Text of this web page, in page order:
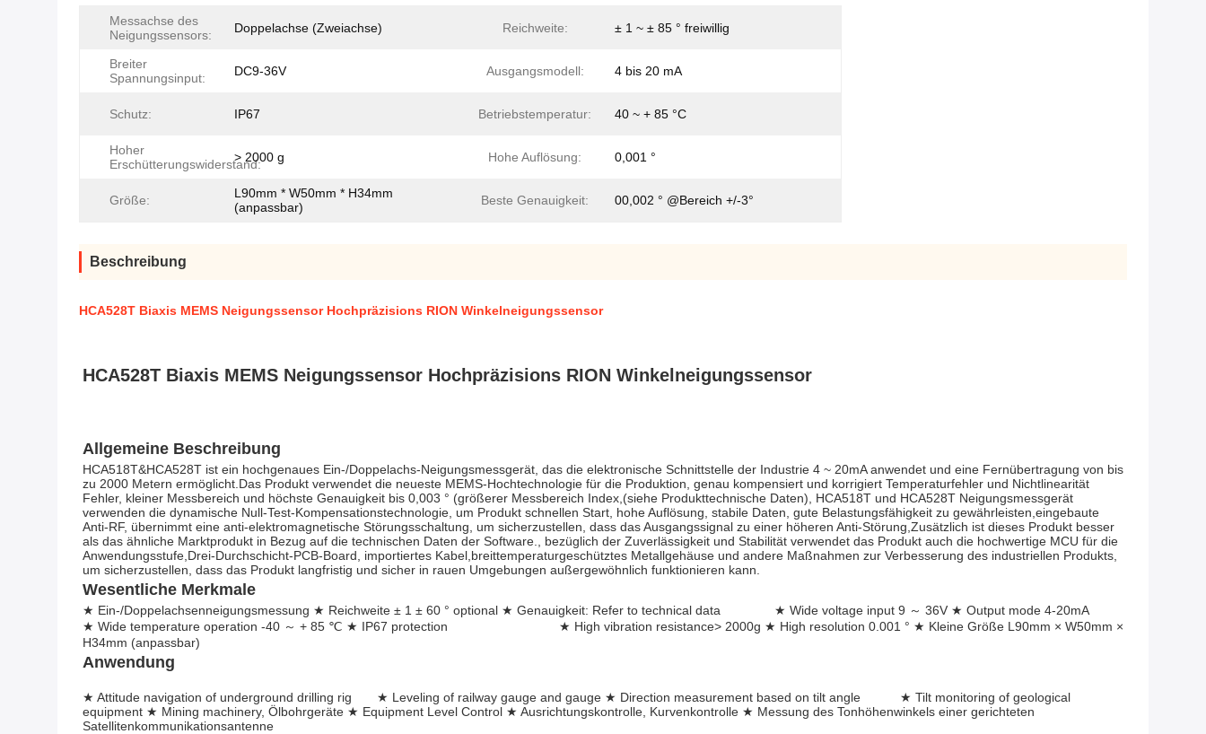
Messachse des
Neigungssensors:
Doppelachse (Zweiachse) Reichweite: ± 1 ~ ± 85 ° freiwillig
Breiter
Spannungsinput:
DC9-36V Ausgangsmodell: 4 bis 20 mA
Schutz: IP67 Betriebstemperatur: 40 ~ + 85 °C
Hoher
Erschütterungswiderstand:
> 2000 g Hohe Auflösung: 0,001 °
Größe:
L90mm * W50mm * H34mm
(anpassbar)
Beste Genauigkeit: 00,002 ° @Bereich +/-3°
Beschreibung
HCA528T Biaxis MEMS Neigungssensor Hochpräzisions RION Winkelneigungssensor
HCA528T Biaxis MEMS Neigungssensor Hochpräzisions RION Winkelneigungssensor
Allgemeine Beschreibung
HCA518T&HCA528T ist ein hochgenaues Ein-/Doppelachs-Neigungsmessgerät, das die elektronische Schnittstelle der Industrie 4 ~ 20mA anwendet und eine Fernübertragung von bis
zu 2000 Metern ermöglicht.Das Produkt verwendet die neueste MEMS-Hochtechnologie für die Produktion, genau kompensiert und korrigiert Temperaturfehler und Nichtlinearität
Fehler, kleiner Messbereich und höchste Genauigkeit bis 0,003 ° (größerer Messbereich Index,(siehe Produkttechnische Daten), HCA518T und HCA528T Neigungsmessgerät
verwenden die dynamische Null-Test-Kompensationstechnologie, um Produkt schnellen Start, hohe Auflösung, stabile Daten, gute Belastungsfähigkeit zu gewährleisten,eingebaute
Anti-RF, übernimmt eine anti-elektromagnetische Störungsschaltung, um sicherzustellen, dass das Ausgangssignal zu einer höheren Anti-Störung,Zusätzlich ist dieses Produkt besser
als das ähnliche Marktprodukt in Bezug auf die technischen Daten der Software., bezüglich der Zuverlässigkeit und Stabilität verwendet das Produkt auch die hochwertige MCU für die
Anwendungsstufe,Drei-Durchschicht-PCB-Board, importiertes Kabel,breittemperaturgeschütztes Metallgehäuse und andere Maßnahmen zur Verbesserung des industriellen Produkts,
um sicherzustellen, dass das Produkt langfristig und sicher in rauen Umgebungen außergewöhnlich funktionieren kann.
Wesentliche Merkmale
★ Ein-/Doppelachsenneigungsmessung ★ Reichweite ± 1 ± 60 ° optional ★ Genauigkeit: Refer to technical data               ★ Wide voltage input 9 ～ 36V ★ Output mode 4-20mA
★ Wide temperature operation -40 ～ + 85 ℃ ★ IP67 protection                               ★ High vibration resistance> 2000g ★ High resolution 0.001 ° ★ Kleine Größe L90mm × W50mm ×
H34mm (anpassbar)
Anwendung
★ Attitude navigation of underground drilling rig       ★ Leveling of railway gauge and gauge ★ Direction measurement based on tilt angle           ★ Tilt monitoring of geological
equipment ★ Mining machinery, Ölbohrgeräte ★ Equipment Level Control ★ Ausrichtungskontrolle, Kurvenkontrolle ★ Messung des Tonhöhenwinkels einer gerichteten
Satellitenkommunikationsantenne